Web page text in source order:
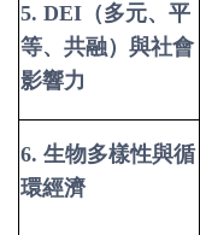
5. DEI （多元、平
等、共融）與社會
影響力
6. 生物多樣性與循
環經濟